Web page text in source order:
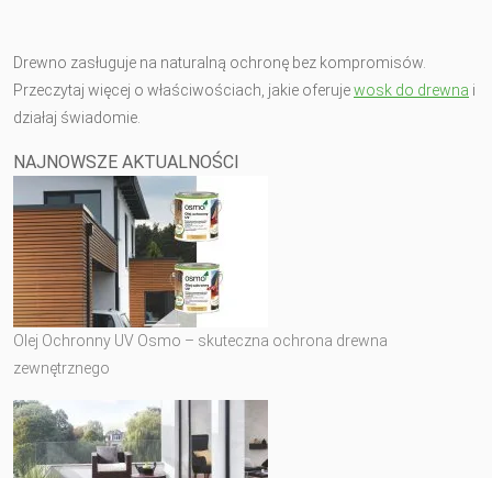
Drewno zasługuje na naturalną ochronę bez kompromisów.
Przeczytaj więcej o właściwościach, jakie oferujewosk do drewna i
działaj świadomie.
NAJNOWSZE AKTUALNOŚCI
Olej Ochronny UV Osmo – skuteczna ochrona drewna
zewnętrznego